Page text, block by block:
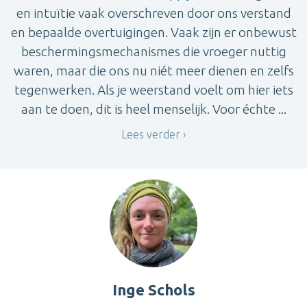
en intuïtie vaak overschreven door ons verstand
en bepaalde overtuigingen. Vaak zijn er onbewust
beschermingsmechanismes die vroeger nuttig
waren, maar die ons nu niét meer dienen en zelfs
tegenwerken. Als je weerstand voelt om hier iets
aan te doen, dit is heel menselijk. Voor échte ...
Lees verder
Inge Schols